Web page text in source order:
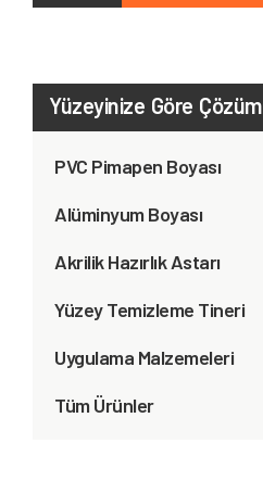
Yüzeyinize Göre Çözüm
PVC Pimapen Boyası
Alüminyum Boyası
Akrilik Hazırlık Astarı
Yüzey Temizleme Tineri
Uygulama Malzemeleri
Tüm Ürünler